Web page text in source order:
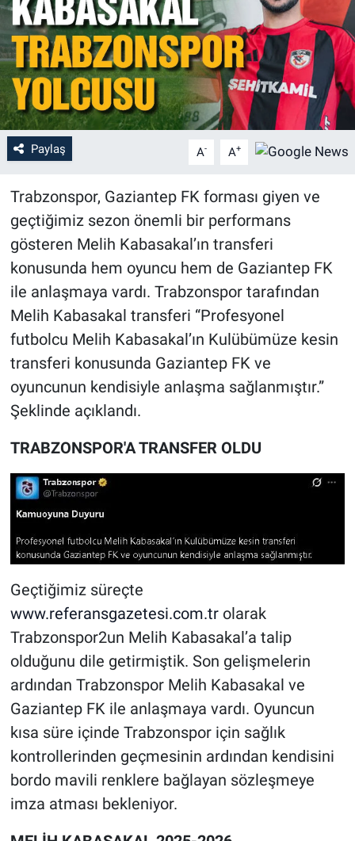
Paylaş A- A+
Trabzonspor, Gaziantep FK forması giyen ve
geçtiğimiz sezon önemli bir performans
gösteren Melih Kabasakal’ın transferi
konusunda hem oyuncu hem de Gaziantep FK
ile anlaşmaya vardı. Trabzonspor tarafından
Melih Kabasakal transferi “Profesyonel
futbolcu Melih Kabasakal’ın Kulübümüze kesin
transferi konusunda Gaziantep FK ve
oyuncunun kendisiyle anlaşma sağlanmıştır.”
Şeklinde açıklandı.
TRABZONSPOR'A TRANSFER OLDU
Geçtiğimiz süreçte
www.referansgazetesi.com.trolarak
Trabzonspor2un Melih Kabasakal’a talip
olduğunu dile getirmiştik. Son gelişmelerin
ardından Trabzonspor Melih Kabasakal ve
Gaziantep FK ile anlaşmaya vardı. Oyuncun
kısa süre içinde Trabzonspor için sağlık
kontrollerinden geçmesinin ardından kendisini
bordo mavili renklere bağlayan sözleşmeye
imza atması bekleniyor.